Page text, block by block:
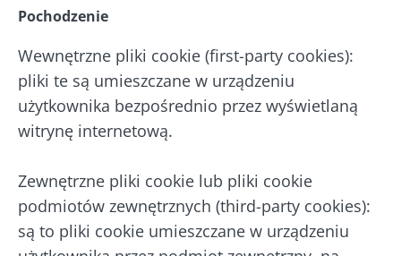
Pochodzenie
Wewnętrzne pliki cookie (first-party cookies):
pliki te są umieszczane w urządzeniu
użytkownika bezpośrednio przez wyświetlaną
witrynę internetową.
Zewnętrzne pliki cookie lub pliki cookie
podmiotów zewnętrznych (third-party cookies):
są to pliki cookie umieszczane w urządzeniu